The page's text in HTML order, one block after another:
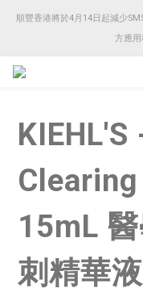
順豐香港將於4月14日起減少
方應用
順豐香港將於4月14日起減少
方應用
順豐香港將於4月14日起減少
15mL
刺精華